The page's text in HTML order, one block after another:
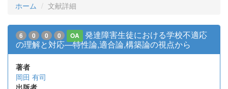
ホーム 文献詳細
6 0 0 0 OA
発達障害生徒における学校不適応
の理解と対応―特性論,適合論,構築論の視点から
著者
岡田 有司
出版者